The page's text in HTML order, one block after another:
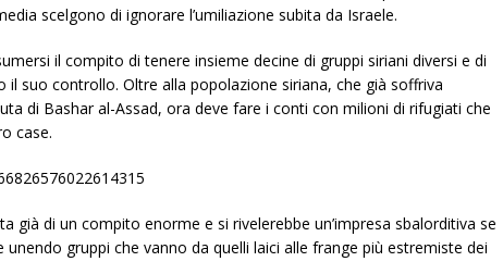
scelgono di ignorare l’umiliazione subita da Israele.
il compito di tenere insieme decine di gruppi siriani diversi e di
suo controllo. Oltre alla popolazione siriana, che già soffriva
di Bashar al-Assad, ora deve fare i conti con milioni di rifugiati che
case.
già di un compito enorme e si rivelerebbe un’impresa sbalorditiva se
gruppi che vanno da quelli laici alle frange più estremiste dei